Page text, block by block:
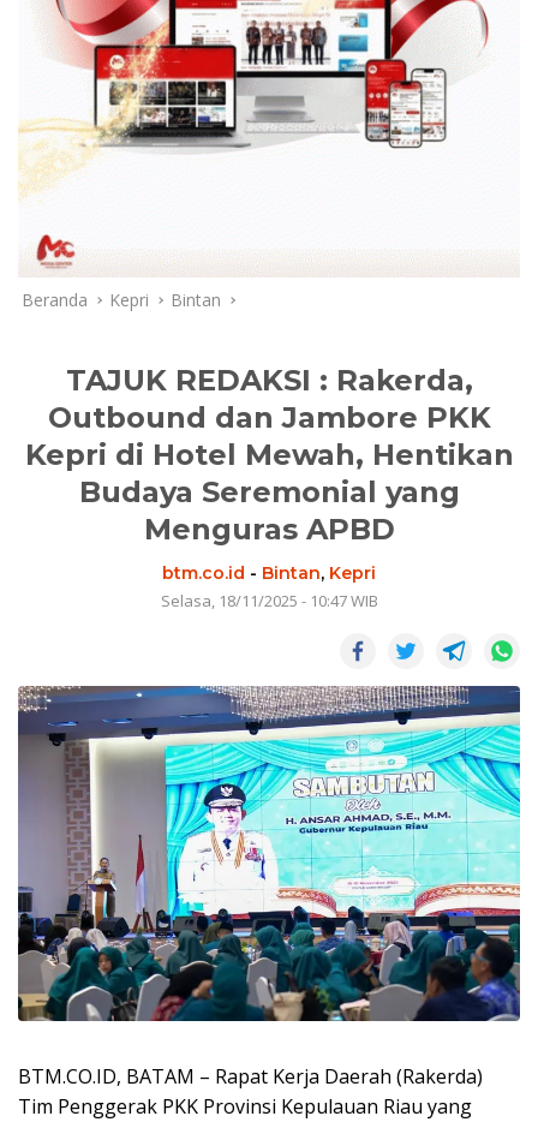
Beranda Kepri Bintan
TAJUK REDAKSI : Rakerda,
Outbound dan Jambore PKK
Kepri di Hotel Mewah, Hentikan
Budaya Seremonial yang
Menguras APBD
btm.co.id - Bintan, Kepri
Selasa, 18/11/2025 - 10:47 WIB
BTM.CO.ID, BATAM – Rapat Kerja Daerah (Rakerda)
Tim Penggerak PKK Provinsi Kepulauan Riau yang